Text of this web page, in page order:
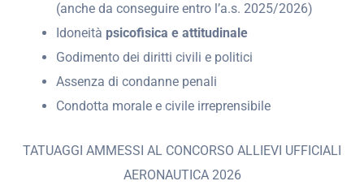
(anche da conseguire entro l’a.s. 2025/2026)
Idoneità psicofisica e attitudinale
Godimento dei diritti civili e politici
Assenza di condanne penali
Condotta morale e civile irreprensibile
TATUAGGI AMMESSI AL CONCORSO ALLIEVI UFFICIALI
AERONAUTICA 2026